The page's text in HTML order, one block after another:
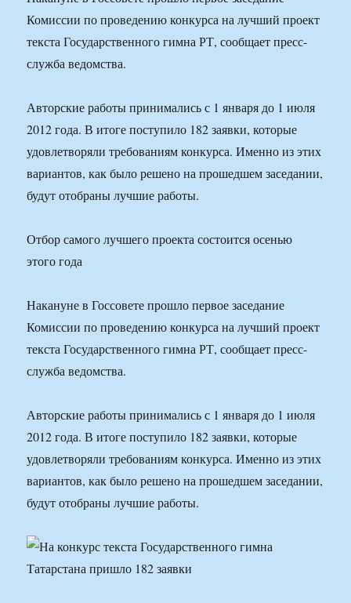
Комиссии по проведению конкурса на лучший проект
текста Государственного гимна РТ, сообщает пресс-
служба ведомства.
Авторские работы принимались с 1 января до 1 июля
2012 года. В итоге поступило 182 заявки, которые
удовлетворяли требованиям конкурса. Именно из этих
вариантов, как было решено на прошедшем заседании,
будут отобраны лучшие работы.
Отбор самого лучшего проекта состоится осенью
этого года
Накануне в Госсовете прошло первое заседание
Комиссии по проведению конкурса на лучший проект
текста Государственного гимна РТ, сообщает пресс-
служба ведомства.
Авторские работы принимались с 1 января до 1 июля
2012 года. В итоге поступило 182 заявки, которые
удовлетворяли требованиям конкурса. Именно из этих
вариантов, как было решено на прошедшем заседании,
будут отобраны лучшие работы.